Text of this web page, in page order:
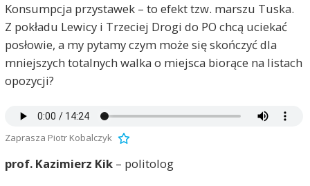
Konsumpcja przystawek – to efekt tzw. marszu Tuska.
Z pokładu Lewicy i Trzeciej Drogi do PO chcą uciekać
posłowie, a my pytamy czym może się skończyć dla
mniejszych totalnych walka o miejsca biorące na listach
opozycji?
Zaprasza Piotr Kobalczyk
prof. Kazimierz Kik– politolog